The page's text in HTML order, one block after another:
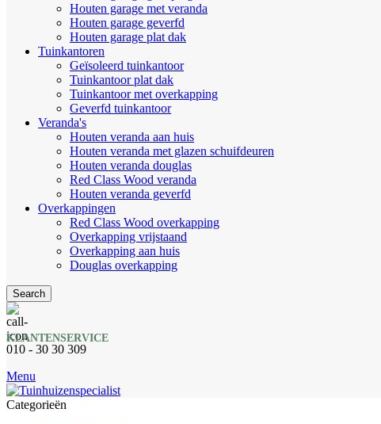
Houten garage met veranda
Houten garage geverfd
Houten garage plat dak
Tuinkantoren
Geïsoleerd tuinkantoor
Tuinkantoor plat dak
Tuinkantoor met overkapping
Geverfd tuinkantoor
Veranda's
Houten veranda aan huis
Houten veranda met glazen schuifdeuren
Houten veranda douglas
Red Class Wood veranda
Houten veranda geverfd
Overkappingen
Red Class Wood overkapping
Overkapping vrijstaand
Overkapping aan huis
Douglas overkapping
Search
KLANTENSERVICE
010 - 30 30 309
Menu
Categorieën